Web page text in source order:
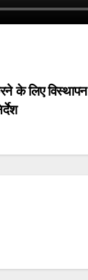
के लिए विस्थापन